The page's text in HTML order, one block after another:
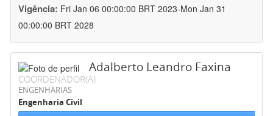
Vigência: Fri Jan 06 00:00:00 BRT 2023-Mon Jan 31
00:00:00 BRT 2028
Adalberto Leandro Faxina
COORDENADOR(A)
ENGENHARIAS
Engenharia Civil